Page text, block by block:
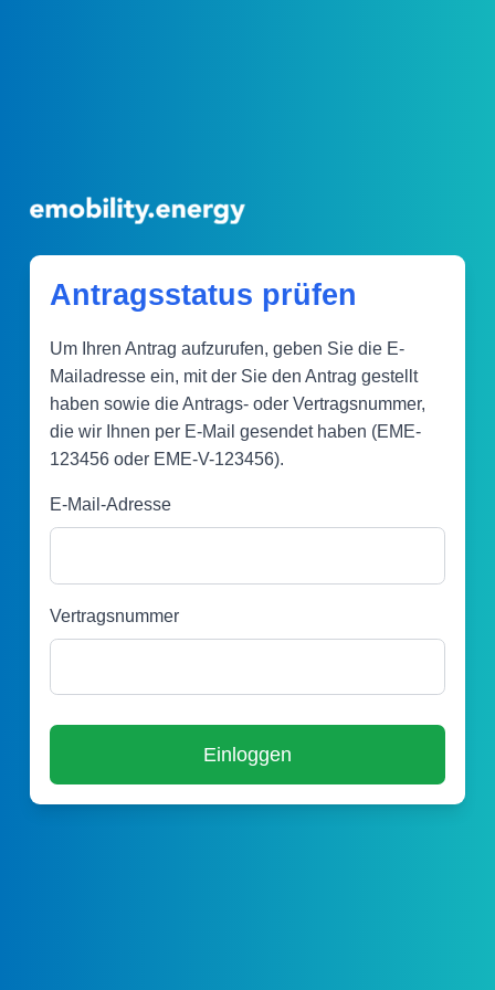
Antragsstatus prüfen
Um Ihren Antrag aufzurufen, geben Sie die E-
Mailadresse ein, mit der Sie den Antrag gestellt
haben sowie die Antrags- oder Vertragsnummer,
die wir Ihnen per E-Mail gesendet haben (EME-
123456 oder EME-V-123456).
E-Mail-Adresse
Vertragsnummer
Einloggen